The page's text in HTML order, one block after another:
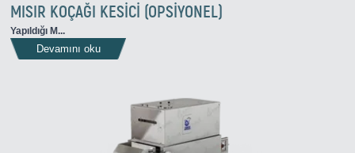
MISIR KOÇAĞI KESİCİ (OPSİYONEL)
Yapıldığı M...
Devamını oku